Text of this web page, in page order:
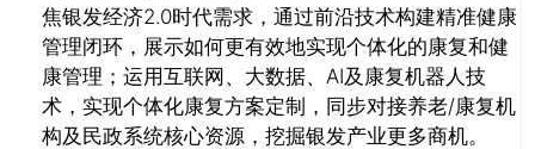
焦银发经济2.0时代需求，通过前沿技术构建精准健康
管理闭环，展示如何更有效地实现个体化的康复和健
康管理；运用互联网、大数据、AI及康复机器人技
术，实现个体化康复方案定制，同步对接养老/康复机
构及民政系统核心资源，挖掘银发产业更多商机。